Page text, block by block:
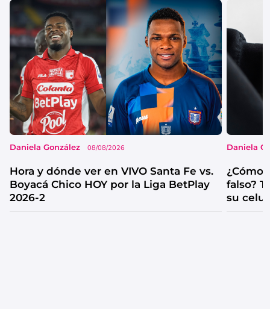
Daniela González 08/08/2026
Hora y dónde ver en VIVO Santa Fe vs.
Boyacá Chico HOY por la Liga BetPlay
2026-2
Daniela
¿Cómo
falso?
su